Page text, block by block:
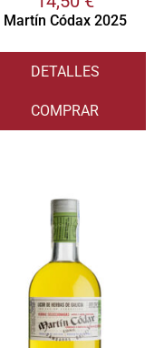
Martín Códax 2025
DETALLES
COMPRAR